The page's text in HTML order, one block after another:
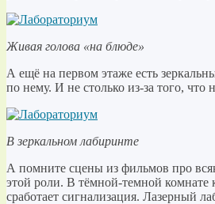
Живая голова «на блюде»
А ещё на первом этаже есть
по нему. И не столько из-за того, что
В зеркальном лабиринте
А помните сцены из фильмов про
этой роли. В тёмной-темной
сработает сигнализация. Лазерный